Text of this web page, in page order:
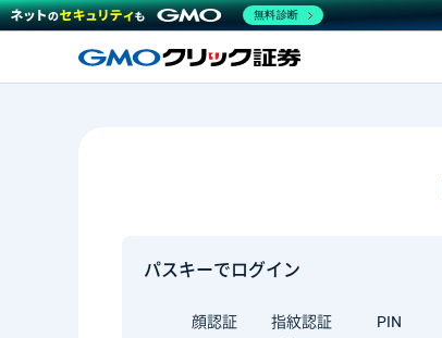
パスキーでログイン
顔認証 指紋認証
PIN
無料診断